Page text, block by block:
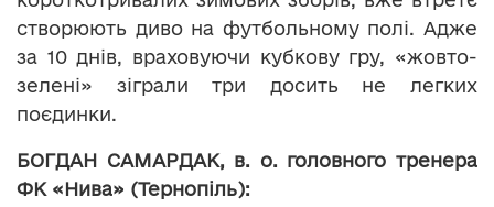
створюють диво на футбольному полі. Адже
за 10 днів, враховуючи кубкову гру, «жовто-
зелені» зіграли три досить не легких
поєдинки.
БОГДАН САМАРДАК, в. о. головного тренера
ФК «Нива» (Тернопіль):